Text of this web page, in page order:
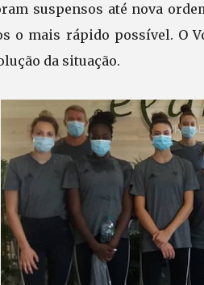
suspensos até nova
o mais rápido possível. O
da situação.